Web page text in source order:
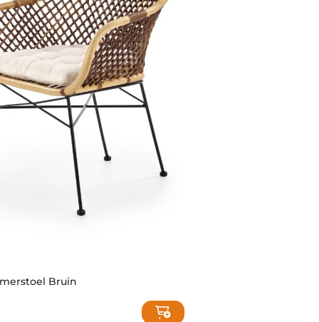
Bruin